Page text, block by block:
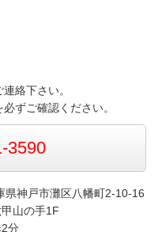
連絡下さい。
必ずご確認ください。
3590
神戸市灘区八幡町2-10-16
山の手1F
分